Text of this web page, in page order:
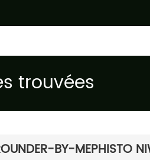
trouvées
BY-MEPHISTO